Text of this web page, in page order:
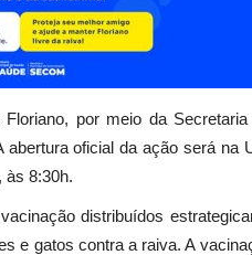
por meio da
oficial da ação será na
às 8:30h.
distribuídos
e gatos contra a raiva. A